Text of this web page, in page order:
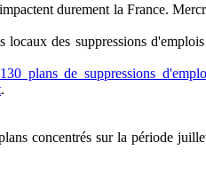
durement la France.
des suppressions d'emplois
plans de suppressions
.
concentrés sur la période